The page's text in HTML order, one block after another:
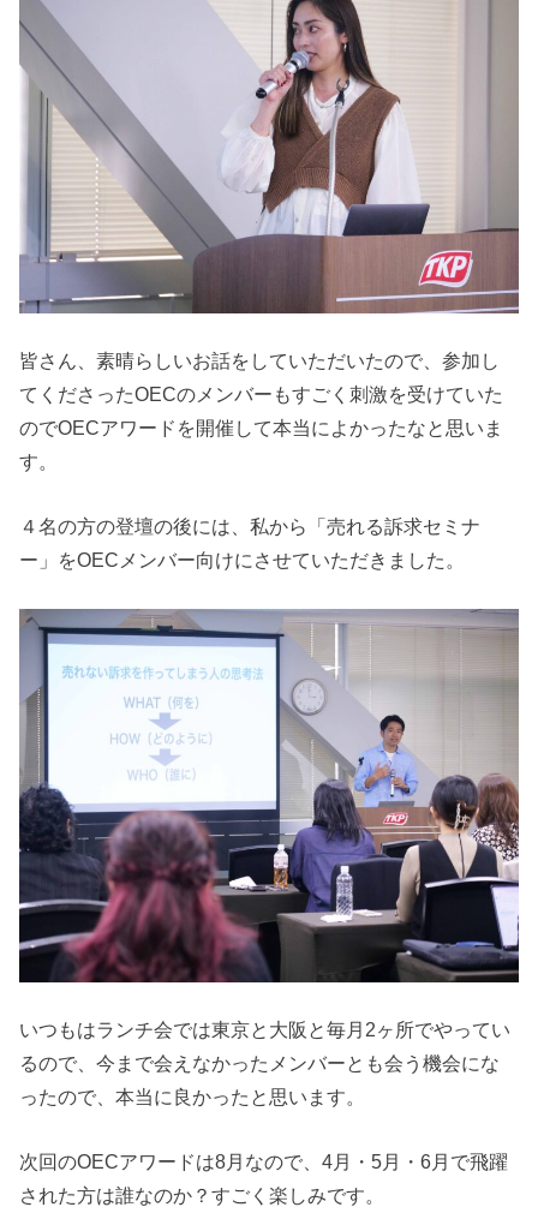
皆さん、素晴らしいお話をしていただいたので、参加し
てくださったOECのメンバーもすごく刺激を受けていた
のでOECアワードを開催して本当によかったなと思いま
す。
４名の方の登壇の後には、私から「売れる訴求セミナ
ー」をOECメンバー向けにさせていただきました。
いつもはランチ会では東京と大阪と毎月2ヶ所でやってい
るので、今まで会えなかったメンバーとも会う機会にな
ったので、本当に良かったと思います。
次回のOECアワードは8月なので、4月・5月・6月で飛躍
された方は誰なのか？すごく楽しみです。